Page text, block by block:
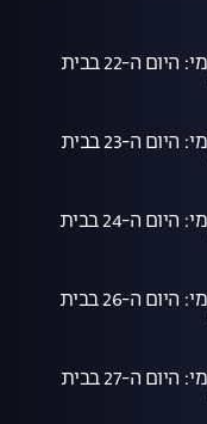
הסיכום היומי: היום ה-22 בבית
הסיכום היומי: היום ה-23 בבית
הסיכום היומי: היום ה-24 בבית
הסיכום היומי: היום ה-26 בבית
הסיכום היומי: היום ה-27 בבית